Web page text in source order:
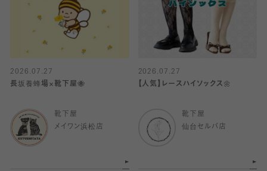
2026.07.27
長坂養蜂場×靴下屋🐝
靴下屋
メイワン浜松店
2026.07.27
【人気】レースハイソックス🌼
靴下屋
仙台セルバ店